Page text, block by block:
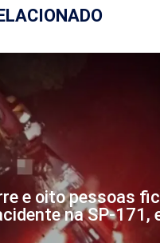
e oito pessoas
na SP-171,